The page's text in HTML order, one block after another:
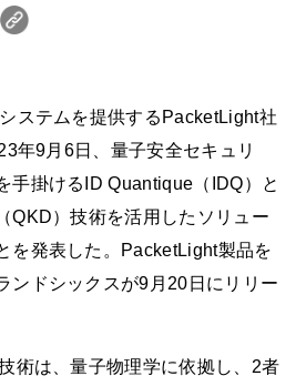
ステムを提供するPacketLight社
年9月6日、量子安全セキュリ
手掛けるID Quantique（IDQ）と
QKD）技術を活用したソリュー
を発表した。PacketLight製品を
ンドシックスが9月20日にリリー
術は、量子物理学に依拠し、2者